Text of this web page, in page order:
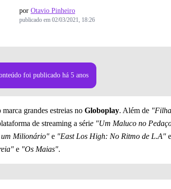
por Otavio Pinheiro
publicado em 02/03/2021, 18:26
foi publicado há 5 anos
grandes estreias no Globoplay. Além de
de streaming a série "Um Maluco no
um Milionário" e "East Los High: No Ritmo de L.A"
e "Os Maias".